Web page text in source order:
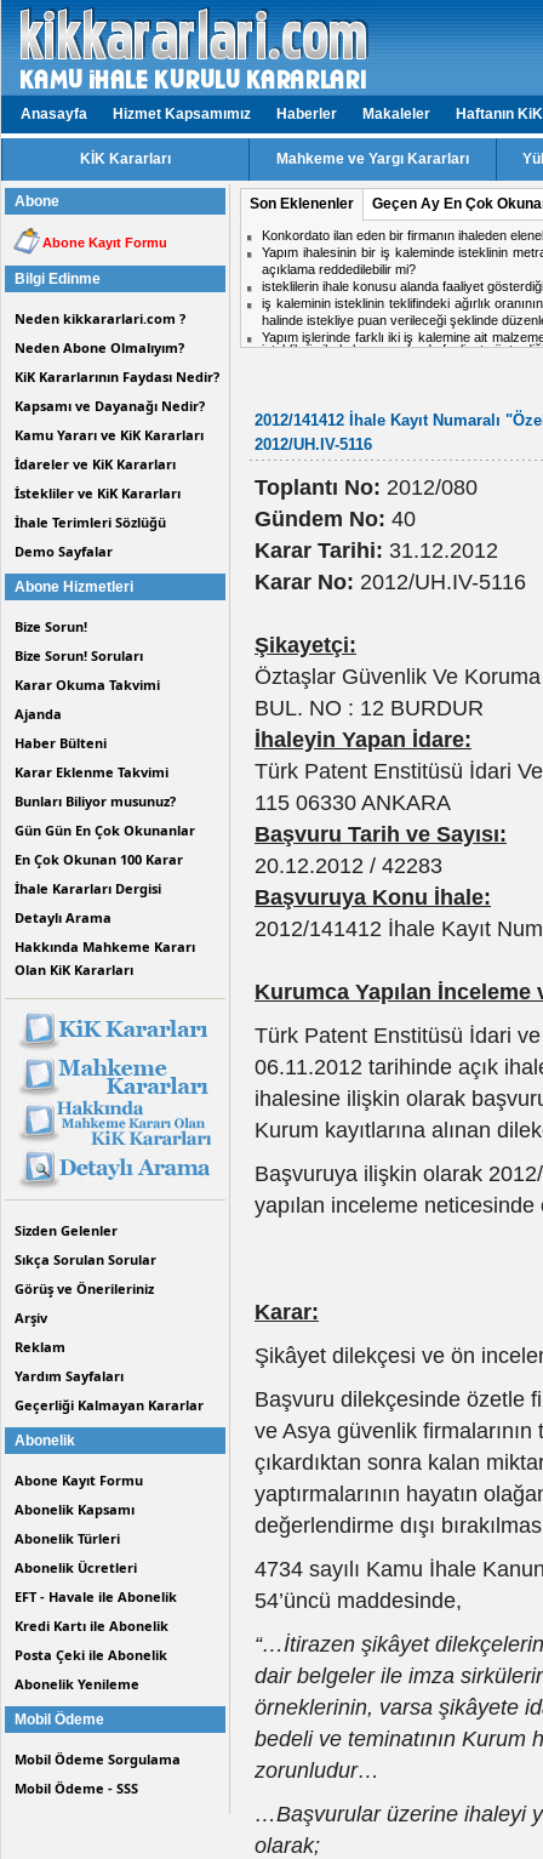
Anasayfa Hizmet Kapsamımız Haberler Makaleler Haftanın
KİK Kararları Mahkeme ve Yargı Kararları
Abone
Abone Kayıt Formu
Bilgi Edinme
Neden kikkararlari.com ?
Neden Abone Olmalıyım?
KiK Kararlarının Faydası Nedir?
Kapsamı ve Dayanağı Nedir?
Kamu Yararı ve KiK Kararları
İdareler ve KiK Kararları
İstekliler ve KiK Kararları
İhale Terimleri Sözlüğü
Demo Sayfalar
Abone Hizmetleri
Bize Sorun!
Bize Sorun! Soruları
Karar Okuma Takvimi
Ajanda
Haber Bülteni
Karar Eklenme Takvimi
Bunları Biliyor musunuz?
Gün Gün En Çok Okunanlar
En Çok Okunan 100 Karar
İhale Kararları Dergisi
Detaylı Arama
Hakkında Mahkeme Kararı
Olan KiK Kararları
Sizden Gelenler
Sıkça Sorulan Sorular
Görüş ve Önerileriniz
Arşiv
Reklam
Yardım Sayfaları
Geçerliği Kalmayan Kararlar
Abonelik
Abone Kayıt Formu
Abonelik Kapsamı
Abonelik Türleri
Abonelik Ücretleri
EFT - Havale ile Abonelik
Kredi Kartı ile Abonelik
Posta Çeki ile Abonelik
Abonelik Yenileme
Mobil Ödeme
Mobil Ödeme Sorgulama
Mobil Ödeme - SSS
Son Eklenenler Geçen Ay En Çok
isteklilerin ihale konusu alanda faaliyet
Aynı ihalede iki firmadan birinin doküman
midir?
Hizmet işlerinde işin tamamlandığı tarih ile
ihale komisyon kararı için karşı oy kullanan
Personel taşıma ihalesinde, kesin teminat
Kısmi zamanlı çalışma yapacak personel için
2012/141412 İhale Kayıt Numaralı
2012/UH.IV-5116
Toplantı No: 2012/080
Gündem No: 40
Karar Tarihi: 31.12.2012
Karar No: 2012/UH.IV-5116
Şikayetçi:
Öztaşlar Güvenlik Ve
BUL. NO : 12 BURDUR
İhaleyin Yapan İdare:
Türk Patent Enstitüsü İdari
115 06330 ANKARA
Başvuru Tarih ve Sayısı:
20.12.2012 / 42283
Başvuruya Konu İhale:
2012/141412 İhale Kayıt
Kurumca Yapılan
Türk Patent Enstitüsü İdari
06.11.2012 tarihinde açık
ihalesine ilişkin olarak
Kurum kayıtlarına alınan
Başvuruya ilişkin olarak
yapılan inceleme
Karar:
Şikâyet dilekçesi ve ön
Başvuru dilekçesinde özetle
ve Asya güvenlik
çıkardıktan sonra kalan
yaptırmalarının hayatın
değerlendirme dışı
4734 sayılı Kamu İhale
54’üncü maddesinde,
“…İtirazen şikâyet
dair belgeler ile imza
örneklerinin, varsa şikâyete
bedeli ve teminatının Kurum
zorunludur…
…Başvurular üzerine ihaleyi
olarak;